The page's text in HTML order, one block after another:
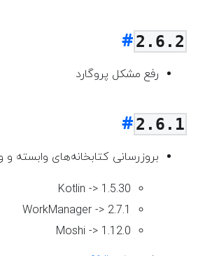
2.6.2
رفع مشکل پروگارد
2.6.1
بروزرسانی کتابخانه‌های وابسته و
Kotlin -> 1.5.30
WorkManager -> 2.7.1
Moshi -> 1.12.0